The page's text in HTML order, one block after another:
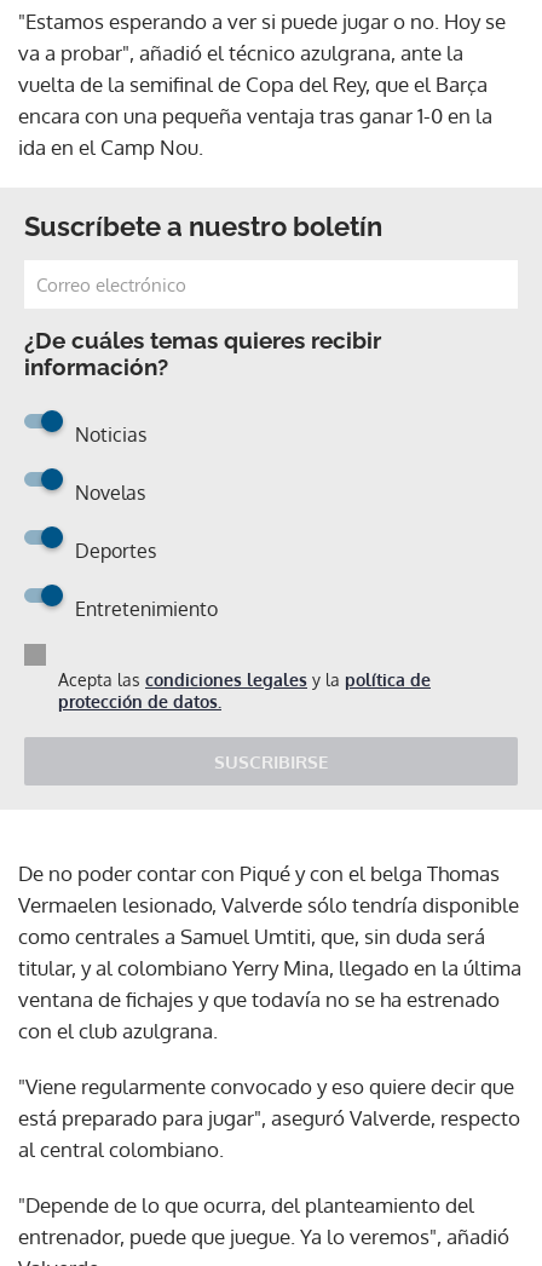
"Estamos esperando a ver si puede jugar o no. Hoy se
va a probar", añadió el técnico azulgrana, ante la
vuelta de la semifinal de Copa del Rey, que el Barça
encara con una pequeña ventaja tras ganar 1-0 en la
ida en el Camp Nou.
Suscríbete a nuestro boletín
¿De cuáles temas quieres recibir
información?
Noticias
Novelas
Deportes
Entretenimiento
Acepta las condiciones legales y la política de
protección de datos.
SUSCRIBIRSE
De no poder contar con Piqué y con el belga Thomas
Vermaelen lesionado, Valverde sólo tendría disponible
como centrales a Samuel Umtiti, que, sin duda será
titular, y al colombiano Yerry Mina, llegado en la última
ventana de fichajes y que todavía no se ha estrenado
con el club azulgrana.
"Viene regularmente convocado y eso quiere decir que
está preparado para jugar", aseguró Valverde, respecto
al central colombiano.
"Depende de lo que ocurra, del planteamiento del
entrenador, puede que juegue. Ya lo veremos", añadió